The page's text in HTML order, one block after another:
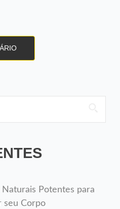
Potentes para
seu Corpo